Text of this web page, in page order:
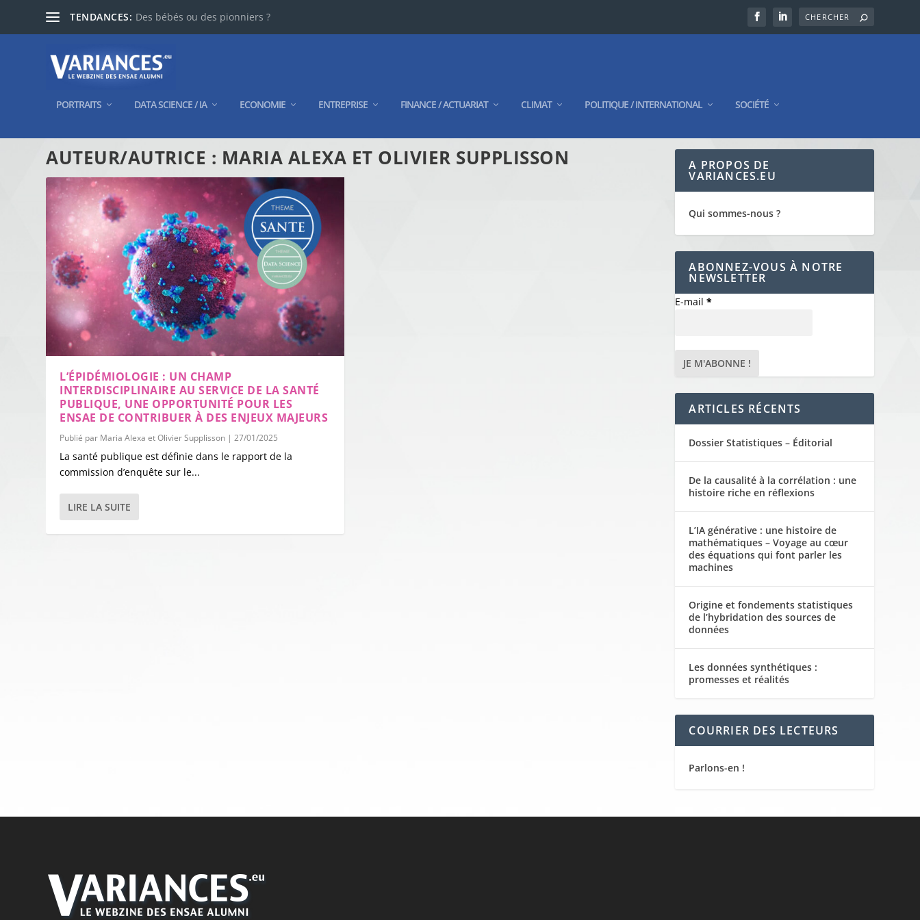
TENDANCES: Des bébés ou des pionniers ?
PORTRAITS DATA SCIENCE / IA ECONOMIE ENTREPRISE FINANCE / ACTUARIAT CLIMAT POLITIQUE / INTERNATIONAL SOCIÉTÉ
AUTEUR/AUTRICE : MARIA ALEXA ET OLIVIER SUPPLISSON
L’ÉPIDÉMIOLOGIE : UN CHAMP
INTERDISCIPLINAIRE AU SERVICE DE LA SANTÉ
PUBLIQUE, UNE OPPORTUNITÉ POUR LES
ENSAE DE CONTRIBUER À DES ENJEUX MAJEURS
Publié par Maria Alexa et Olivier Supplisson |27/01/2025
La santé publique est définie dans le rapport de la
commission d’enquête sur le...
LIRE LA SUITE
A PROPOS DE
VARIANCES.EU
Qui sommes-nous ?
ABONNEZ-VOUS À NOTRE
NEWSLETTER
E-mail*
ARTICLES RÉCENTS
Dossier Statistiques – Éditorial
De la causalité à la corrélation : une
histoire riche en réflexions
L’IA générative : une histoire de
mathématiques – Voyage au cœur
des équations qui font parler les
machines
Origine et fondements statistiques
de l’hybridation des sources de
données
Les données synthétiques :
promesses et réalités
COURRIER DES LECTEURS
Parlons-en !